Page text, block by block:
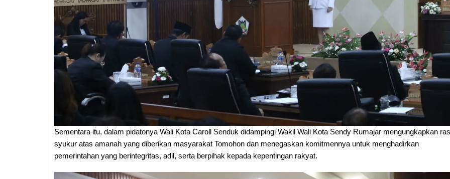
Sementara itu, dalam pidatonya Wali Kota Caroll Senduk didampingi Wakil Wali Kota Sendy Rumajar mengungkapkan
syukur atas amanah yang diberikan masyarakat Tomohon dan menegaskan komitmennya untuk menghadirkan
pemerintahan yang berintegritas, adil, serta berpihak kepada kepentingan rakyat.